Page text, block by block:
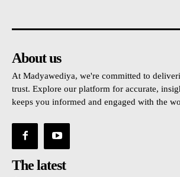
About us
At Madyawediya, we're committed to
trust. Explore our platform for accurate,
keeps you informed and engaged with the
The latest